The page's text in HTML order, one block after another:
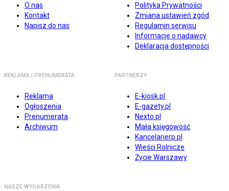
O nas
Kontakt
Napisz do nas
Polityka Prywatności
Zmiana ustawień zgód
Regulamin serwisu
Informacje o nadawcy
Deklaracja dostępności
REKLAMA I PRENUMERATA
Reklama
Ogłoszenia
Prenumerata
Archiwum
PARTNERZY
E-kiosk.pl
E-gazety.pl
Nexto.pl
Mała księgowość
Kancelarierp.pl
Wieści Rolnicze
Życie Warszawy
NASZE WYDARZENIA